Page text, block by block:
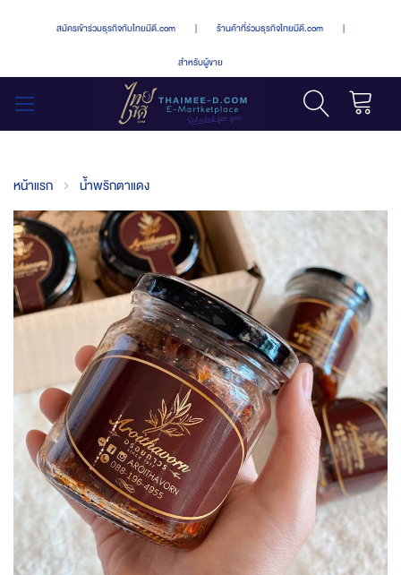
สมัครเข้าร่วมธุรกิจกับไทยมีดี.com | ร้านค้าที่ร่วมธุรกิจไทยมีดี.com |
สำหรับผู้ขาย
หน้าแรก น้ำพริกตาแดง
Skip
to
the
end
of
the